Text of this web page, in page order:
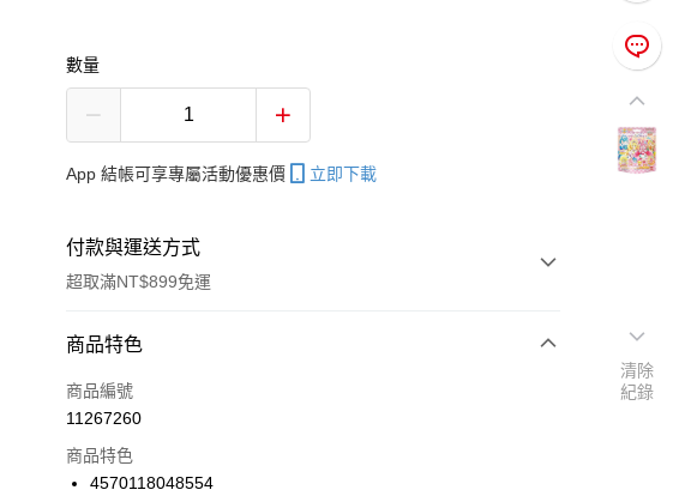
數量
App 結帳可享專屬活動優惠價 立即下載
付款與運送方式
超取滿NT$899免運
付款方式
信用卡一次付款
商品特色
商品編號
11267260
商品特色
4570118048554
清除
紀錄